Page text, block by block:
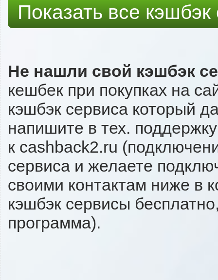
Показать все
Не нашли свой кэшбэк
кешбек при покупках на
кэшбэк сервиса который
напишите в тех.
к cashback2.ru
сервиса и желаете
своими контактам ниже в
кэшбэк сервисы
программа).